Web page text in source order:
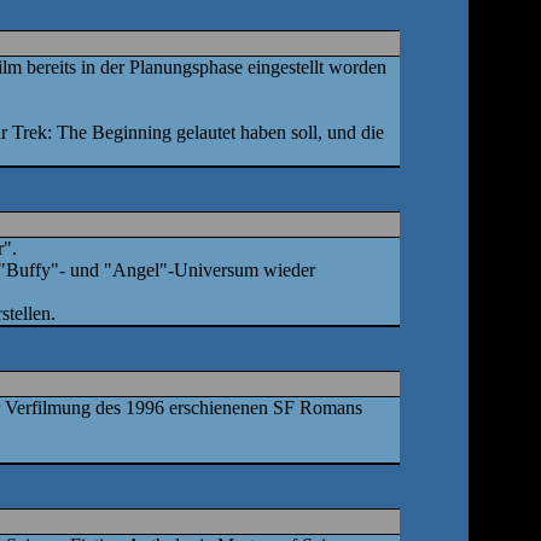
bereits in der Planungsphase eingestellt worden
Trek: The Beginning gelautet haben soll, und die
"Buffy"- und "Angel"-Universum wieder
des 1996 erschienenen SF Romans